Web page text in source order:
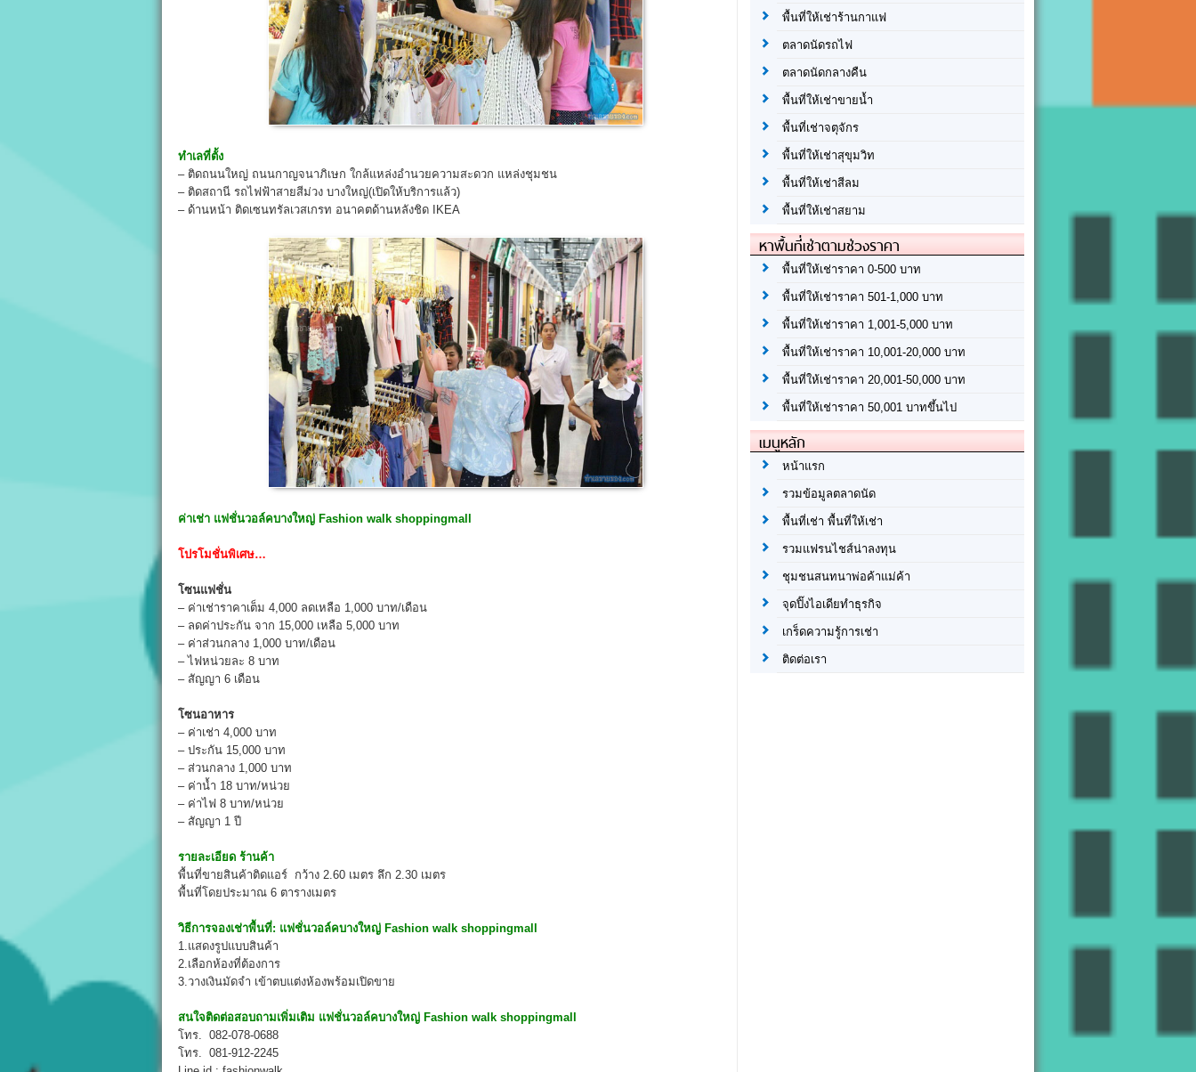
ทำเลที่ตั้ง
– ติดถนนใหญ่ ถนนกาญจนาภิเษก ใกล้แหล่งอำนวยความสะดวก แหล่งชุมชน
– ติดสถานี รถไฟฟ้าสายสีม่วง บางใหญ่(เปิดให้บริการแล้ว)
– ด้านหน้า ติดเซนทรัลเวสเกรท อนาคตด้านหลังชิด IKEA
ค่าเช่า แฟชั่นวอล์คบางใหญ่ Fashion walk shoppingmall
โปรโมชั่นพิเศษ…
โซนแฟชั่น
– ค่าเช่าราคาเต็ม 4,000 ลดเหลือ 1,000 บาท/เดือน
– ลดค่าประกัน จาก 15,000 เหลือ 5,000 บาท
– ค่าส่วนกลาง 1,000 บาท/เดือน
– ไฟหน่วยละ 8 บาท
– สัญญา 6 เดือน
โซนอาหาร
– ค่าเช่า 4,000 บาท
– ประกัน 15,000 บาท
– ส่วนกลาง 1,000 บาท
– ค่าน้ำ 18 บาท/หน่วย
– ค่าไฟ 8 บาท/หน่วย
– สัญญา 1 ปี
รายละเอียด ร้านค้า
พื้นที่ขายสินค้าติดแอร์ กว้าง 2.60 เมตร ลึก 2.30 เมตร
พื้นที่โดยประมาณ 6 ตารางเมตร
วิธีการจองเช่าพื้นที่: แฟชั่นวอล์คบางใหญ่ Fashion walk shoppingmall
1.แสดงรูปแบบสินค้า
2.เลือกห้องที่ต้องการ
3.วางเงินมัดจำ เข้าตบแต่งห้องพร้อมเปิดขาย
สนใจติดต่อสอบถามเพิ่มเติม แฟชั่นวอล์คบางใหญ่ Fashion walk shoppingmall
โทร. 082-078-0688
โทร. 081-912-2245
พื้นที่ให้เช่าร้านกาแฟ
ตลาดนัดรถไฟ
ตลาดนัดกลางคืน
พื้นที่ให้เช่าขายน้ำ
พื้นที่เช่าจตุจักร
พื้นที่ให้เช่าสุขุมวิท
พื้นที่ให้เช่าสีลม
พื้นที่ให้เช่าสยาม
หาพื้นที่เช่าตามช่วงราคา
พื้นที่ให้เช่าราคา 0-500 บาท
พื้นที่ให้เช่าราคา 501-1,000 บาท
พื้นที่ให้เช่าราคา 1,001-5,000 บาท
พื้นที่ให้เช่าราคา 10,001-20,000 บาท
พื้นที่ให้เช่าราคา 20,001-50,000 บาท
พื้นที่ให้เช่าราคา 50,001 บาทขึ้นไป
เมนูหลัก
หน้าแรก
รวมข้อมูลตลาดนัด
พื้นที่เช่า พื้นที่ให้เช่า
รวมแฟรนไชส์น่าลงทุน
ชุมชนสนทนาพ่อค้าแม่ค้า
จุดปิ๊งไอเดียทำธุรกิจ
เกร็ดความรู้การเช่า
ติดต่อเรา